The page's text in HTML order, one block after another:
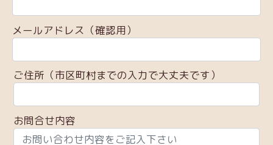
メールアドレス（確認用）
ご住所（市区町村までの入力で大丈夫です）
お問合せ内容